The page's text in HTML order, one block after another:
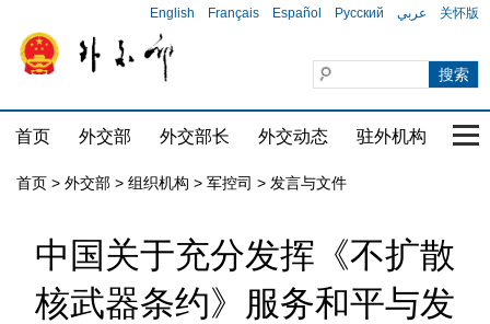
English Français Español Русский عربي 关怀版
首页 外交部 外交部长 外交动态 驻外机构 国
首页 > 外交部 > 组织机构 > 军控司 > 发言与文件
中国关于充分发挥《不扩散
核武器条约》服务和平与发